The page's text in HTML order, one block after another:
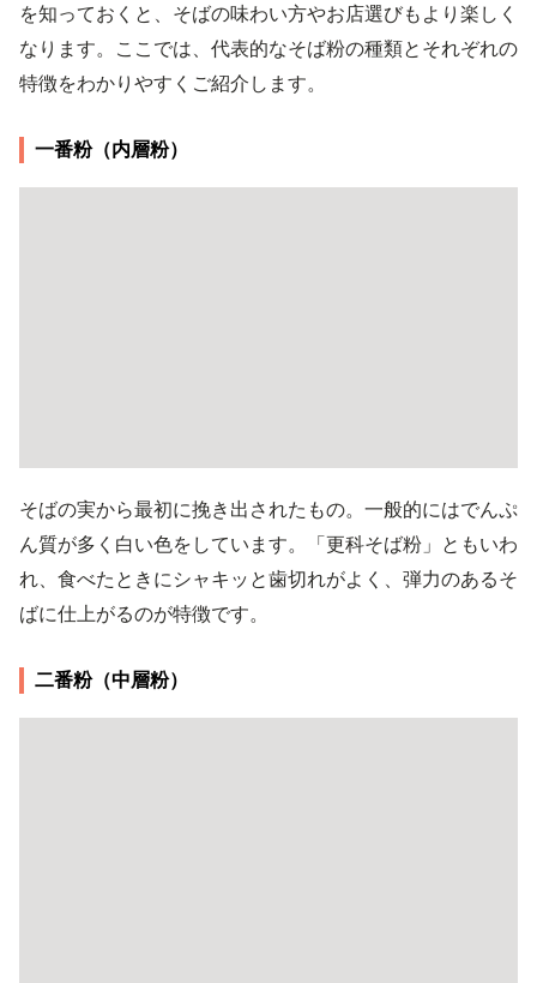
を知っておくと、そばの味わい方やお店選びもより楽しく
なります。ここでは、代表的なそば粉の種類とそれぞれの
特徴をわかりやすくご紹介します。
一番粉（内層粉）
そばの実から最初に挽き出されたもの。一般的にはでんぷ
ん質が多く白い色をしています。「更科そば粉」ともいわ
れ、食べたときにシャキッと歯切れがよく、弾力のあるそ
ばに仕上がるのが特徴です。
二番粉（中層粉）